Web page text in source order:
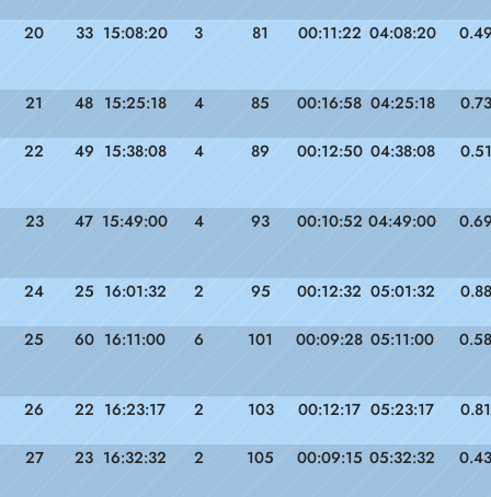
20 33 15:08:20 3 81 00:11:22 04:08:20
21 48 15:25:18 4 85 00:16:58 04:25:18 0.73
22 49 15:38:08 4 89 00:12:50 04:38:08 0.51
23 47 15:49:00 4 93 00:10:52 04:49:00
24 25 16:01:32 2 95 00:12:32 05:01:32 0.88
25 60 16:11:00 6 101 00:09:28 05:11:00 0.58
26 22 16:23:17 2 103 00:12:17 05:23:17 0.81
27 23 16:32:32 2 105 00:09:15 05:32:32 0.43